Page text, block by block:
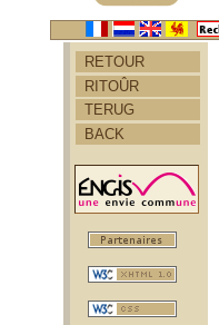
RETOUR
RITOÛR
TERUG
BACK